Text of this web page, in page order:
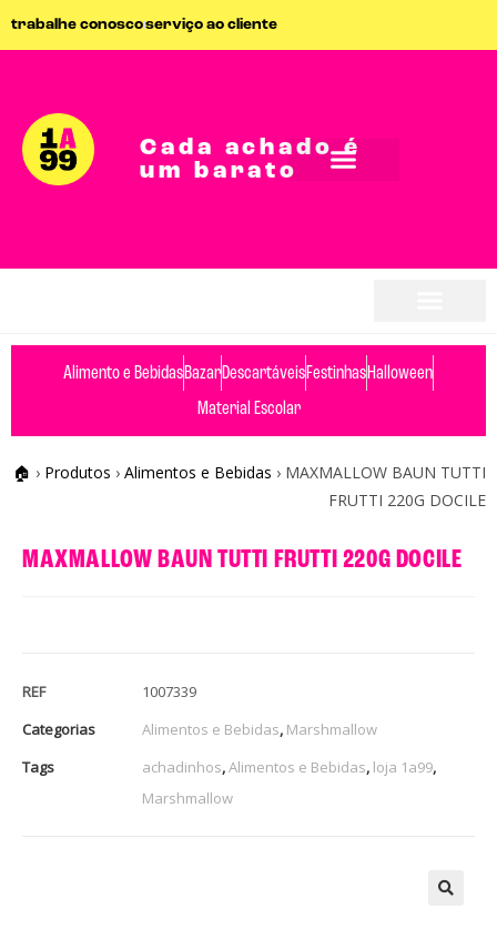
trabalhe conoscoserviço ao cliente
Cada achado é
um barato
Alimento e BebidasBazarDescartáveisFestinhasHalloween
Material Escolar
🏠 › Produtos › Alimentos e Bebidas › MAXMALLOW BAUN TUTTI
FRUTTI 220G DOCILE
MAXMALLOW BAUN TUTTI FRUTTI 220G DOCILE
REF
1007339
Categorias
Alimentos e Bebidas, Marshmallow
Tags
achadinhos,Alimentos e Bebidas, loja 1a99,
Marshmallow